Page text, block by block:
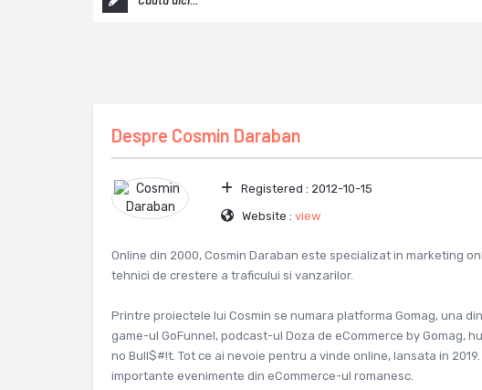
Despre Cosmin Daraban
Registered : 2012-10-15
Website : view
Online din 2000, Cosmin Daraban este specializat in marketing
tehnici de crestere a traficului si vanzarilor.
Printre proiectele lui Cosmin se numara platforma Gomag, una
game-ul GoFunnel, podcast-ul Doza de eCommerce by Gomag,
no Bull$#!t. Tot ce ai nevoie pentru a vinde online, lansata in
importante evenimente din eCommerce-ul romanesc.